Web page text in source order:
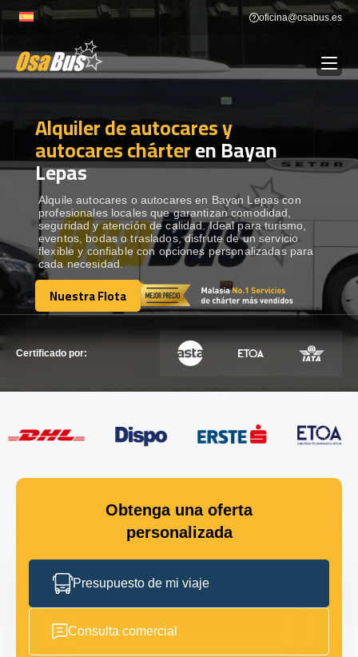
to
oficina@osabus.es
ALQUILER DE AUTOCARES
DESTINOS Show dropdown
RECORRIDAS Show dropdown
FLOTA
Alquiler de autocares y
autocares chárteren Bayan
Lepas
Alquile autocares o autocares en Bayan Lepas con
profesionales locales que garantizan comodidad,
seguridad y atención de calidad. Ideal para turismo,
eventos, bodas o traslados, disfrute de un servicio
flexible y confiable con opciones personalizadas para
cada necesidad.
Nuestra Flota
Nuestra Flota
Certificado por:
Obtenga una oferta
personalizada
Presupuesto de mi viaje
Consulta comercial